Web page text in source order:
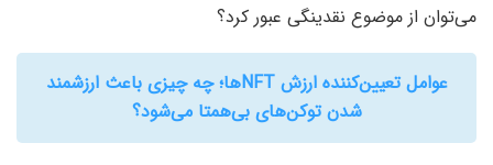
می‌توان از موضوع نقدینگی عبور کرد؟
عوامل تعیین‌کننده ارزش NFTها؛ چه چیزی باعث ارزشمند
شدن توکن‌های بی‌همتا می‌شود؟